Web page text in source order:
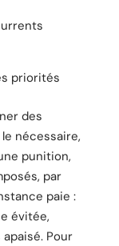
priorités
des
nécessaire,
punition,
par
paie :
évitée,
Pour